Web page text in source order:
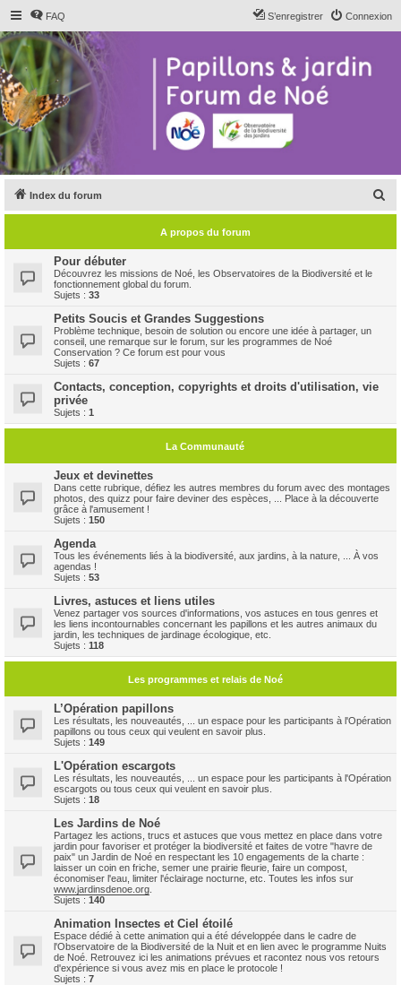
FAQ Connexion
S’enregistrer
Index du forum
e
A propos du forum
Pour débuter
Découvrez les missions de Noé, les Observatoires de la Biodiversité et le
fonctionnement global du forum.
Sujets : 33
Petits Soucis et Grandes Suggestions
Problème technique, besoin de solution ou encore une idée à partager, un
conseil, une remarque sur le forum, sur les programmes de Noé
Conservation ? Ce forum est pour vous
Sujets : 67
Contacts, conception, copyrights et droits d'utilisation, vie
privée
Sujets : 1
La Communauté
Jeux et devinettes
Dans cette rubrique, défiez les autres membres du forum avec des montages
photos, des quizz pour faire deviner des espèces, ... Place à la découverte
grâce à l'amusement !
Sujets : 150
Agenda
Tous les événements liés à la biodiversité, aux jardins, à la nature, ... À vos
agendas !
Sujets : 53
Livres, astuces et liens utiles
Venez partager vos sources d'informations, vos astuces en tous genres et
les liens incontournables concernant les papillons et les autres animaux du
jardin, les techniques de jardinage écologique, etc.
Sujets : 118
Les programmes et relais de Noé
L’Opération papillons
Les résultats, les nouveautés, ... un espace pour les participants à l'Opération
papillons ou tous ceux qui veulent en savoir plus.
Sujets : 149
L'Opération escargots
Les résultats, les nouveautés, ... un espace pour les participants à l'Opération
escargots ou tous ceux qui veulent en savoir plus.
Sujets : 18
Les Jardins de Noé
Partagez les actions, trucs et astuces que vous mettez en place dans votre
jardin pour favoriser et protéger la biodiversité et faites de votre "havre de
paix" un Jardin de Noé en respectant les 10 engagements de la charte :
laisser un coin en friche, semer une prairie fleurie, faire un compost,
économiser l'eau, limiter l'éclairage nocturne, etc. Toutes les infos sur
www.jardinsdenoe.org
Sujets : 140
Animation Insectes et Ciel étoilé
Espace dédié à cette animation qui a été développée dans le cadre de
l'Observatoire de la Biodiversité de la Nuit et en lien avec le programme Nuits
de Noé. Retrouvez ici les animations prévues et racontez nous vos retours
d'expérience si vous avez mis en place le protocole !
Sujets : 7